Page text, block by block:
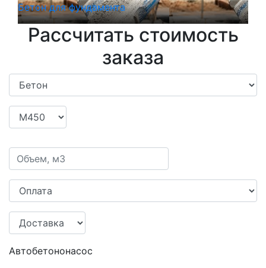
Бетон для фундамента
Рассчитать стоимость
заказа
Автобетононасос